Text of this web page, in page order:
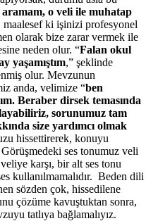
o veli ile muhatap
ki işinizi profesyonel
olarak bize zarar vermek ile
neden olur. “Falan okul
yaşamıştım,” şeklinde
olur. Mevzunun
anda, velimize “ben
Beraber dirsek temasında
sorunumuz tam
size yardımcı olmak
hissettirerek, konuyu
ses tonumuz veli
karşı, bir alt ses tonu
kullanılmamalıdır. Beden dili
sözden çok, hissedilene
çözüme kavuştuktan sonra,
tatlıya bağlamalıyız.